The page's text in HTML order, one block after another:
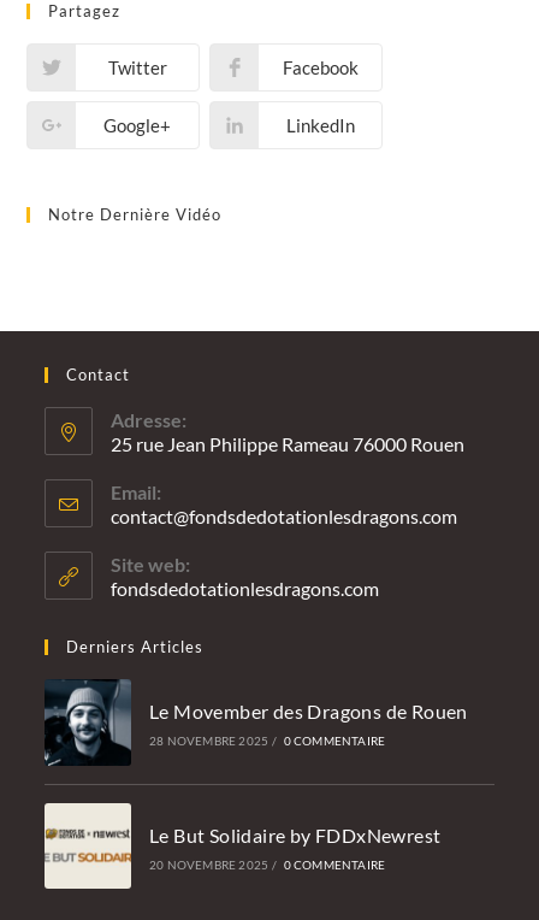
Partagez
Twitter Facebook
Google+ LinkedIn
Notre Dernière Vidéo
Contact
Adresse:
25 rue Jean Philippe Rameau 76000 Rouen
Email:
contact@fondsdedotationlesdragons.comS’ouvre
Site web:
fondsdedotationlesdragons.com
Derniers Articles
Le Movember des Dragons de Rouen
28 NOVEMBRE 2025 / 0 COMMENTAIRE
Le But Solidaire by FDDxNewrest
20 NOVEMBRE 2025 / 0 COMMENTAIRE